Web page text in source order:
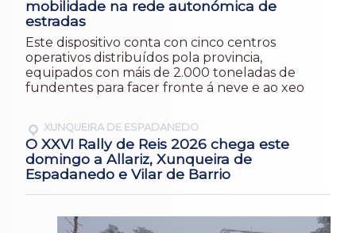
mobilidade na rede autonómica de
estradas
Este dispositivo conta con cinco centros
operativos distribuídos pola provincia,
equipados con máis de 2.000 toneladas de
fundentes para facer fronte á neve e ao xeo
XUNQUEIRA DE ESPADANEDO
O XXVI Rally de Reis 2026 chega este
domingo a Allariz, Xunqueira de
Espadanedo e Vilar de Barrio